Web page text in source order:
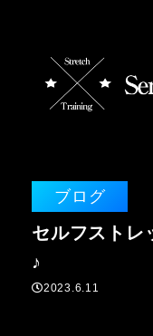
ブログ
セルフストレ
♪
2023.6.11